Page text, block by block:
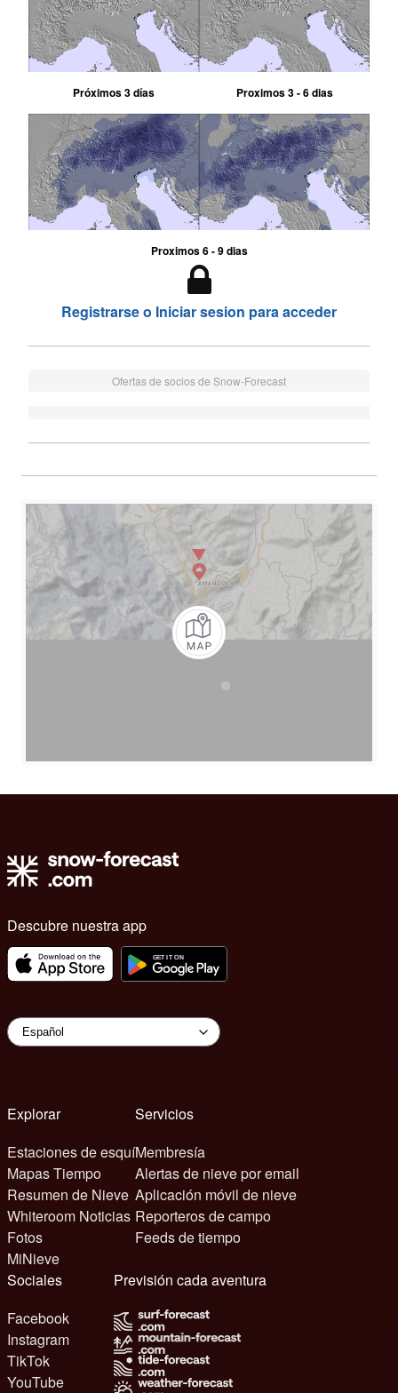
Próximos 3 días Proximos 3 - 6 dias
Proximos 6 - 9 dias
Registrarse o Iniciar sesion para acceder
Ofertas de socios de Snow-Forecast
Descubre nuestra app
Explorar
Estaciones de esquí
Mapas Tiempo
Resumen de Nieve
Whiteroom Noticias
Fotos
MiNieve
Servicios
Membresía
Alertas de nieve por email
Aplicación móvil de nieve
Reporteros de campo
Feeds de tiempo
Sociales
Facebook
Instagram
TikTok
YouTube
Previsión cada aventura